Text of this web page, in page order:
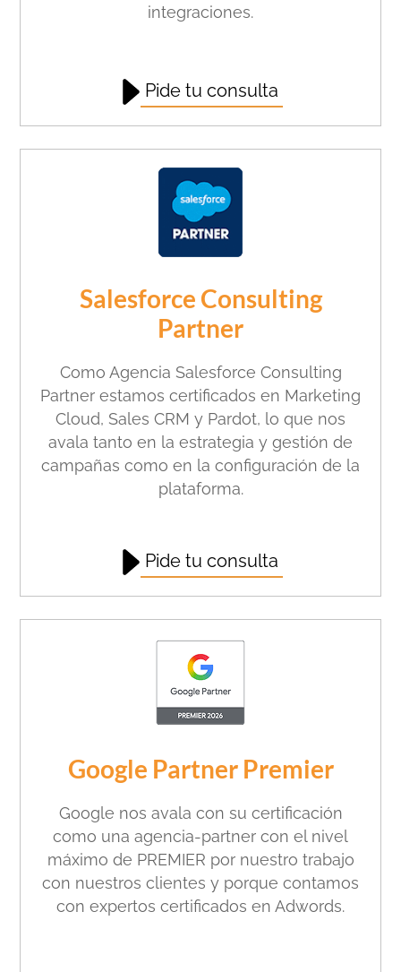
integraciones.
Pide tu consulta
Salesforce Consulting
Partner
Como Agencia Salesforce Consulting
Partner estamos certificados en Marketing
Cloud, Sales CRM y Pardot, lo que nos
avala tanto en la estrategia y gestión de
campañas como en la configuración de la
plataforma.
Pide tu consulta
Google Partner Premier
Google nos avala con su certificación
como una agencia-partner con el nivel
máximo de PREMIER por nuestro trabajo
con nuestros clientes y porque contamos
con expertos certificados en Adwords.